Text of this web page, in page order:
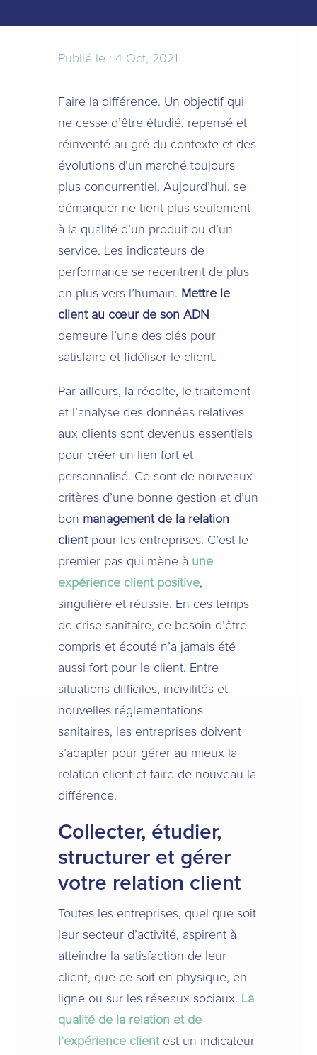
Publié le : 4 Oct, 2021
Faire la différence. Un objectif qui
ne cesse d’être étudié, repensé et
réinventé au gré du contexte et des
évolutions d’un marché toujours
plus concurrentiel. Aujourd’hui, se
démarquer ne tient plus seulement
à la qualité d’un produit ou d’un
service. Les indicateurs de
performance se recentrent de plus
en plus vers l’humain. Mettre le
client au cœur de son ADN
demeure l’une des clés pour
satisfaire et fidéliser le client.
Par ailleurs, la récolte, le traitement
et l’analyse des données relatives
aux clients sont devenus essentiels
pour créer un lien fort et
personnalisé. Ce sont de nouveaux
critères d’une bonne gestion et d’un
bon management de la relation
clientpour les entreprises. C’est le
premier pas qui mène à une
expérience client positive,
singulière et réussie. En ces temps
de crise sanitaire, ce besoin d’être
compris et écouté n’a jamais été
aussi fort pour le client. Entre
situations difficiles, incivilités et
nouvelles réglementations
sanitaires, les entreprises doivent
s’adapter pour gérer au mieux la
relation client et faire de nouveau la
différence.
Collecter, étudier,
structurer et gérer
votre relation client
Toutes les entreprises, quel que soit
leur secteur d’activité, aspirent à
atteindre la satisfaction de leur
client, que ce soit en physique, en
ligne ou sur les réseaux sociaux. La
qualité de la relation et de
l’expérience clientest un indicateur